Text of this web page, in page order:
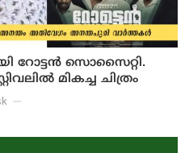
റോട്ടൻ സൊസൈറ്റി.
മികച്ച ചിത്രം